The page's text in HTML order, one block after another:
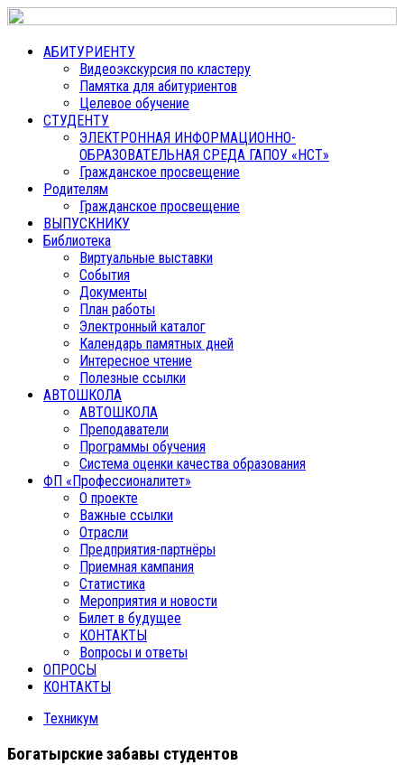
АБИТУРИЕНТУ
Видеоэкскурсия по кластеру
Памятка для абитуриентов
Целевое обучение
СТУДЕНТУ
ЭЛЕКТРОННАЯ ИНФОРМАЦИОННО-
ОБРАЗОВАТЕЛЬНАЯ СРЕДА ГАПОУ «НСТ»
Гражданское просвещение
Родителям
Гражданское просвещение
ВЫПУСКНИКУ
Библиотека
Виртуальные выставки
События
Документы
План работы
Электронный каталог
Календарь памятных дней
Интересное чтение
Полезные ссылки
АВТОШКОЛА
АВТОШКОЛА
Преподаватели
Программы обучения
Система оценки качества образования
ФП «Профессионалитет»
О проекте
Важные ссылки
Отрасли
Предприятия-партнёры
Приемная кампания
Статистика
Мероприятия и новости
Билет в будущее
КОНТАКТЫ
Вопросы и ответы
ОПРОСЫ
КОНТАКТЫ
Техникум
Богатырские забавы студентов